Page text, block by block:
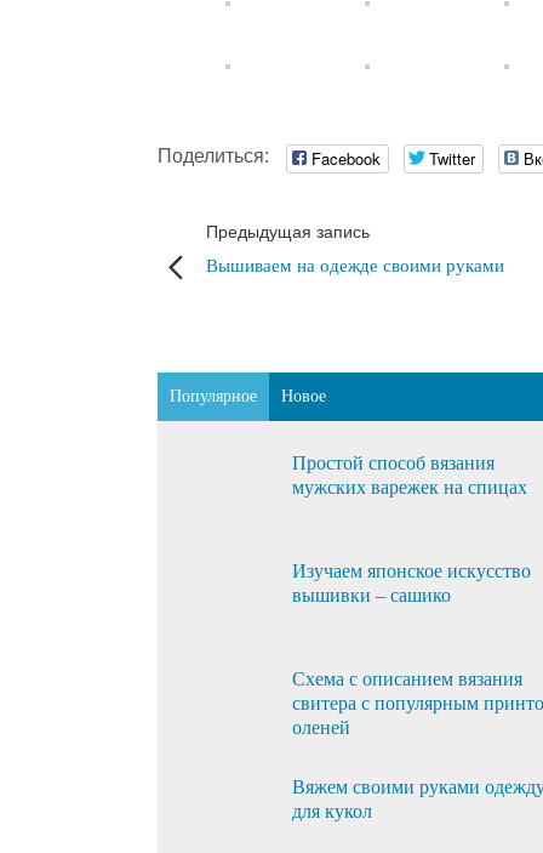
Поделиться: Facebook Twitter
Предыдущая запись
Вышиваем на одежде своими руками
Популярное Новое
Простой способ вязания
мужских варежек на спицах
Изучаем японское искусство
вышивки – сашико
Схема с описанием вязания
свитера с популярным
оленей
Вяжем своими руками
для кукол